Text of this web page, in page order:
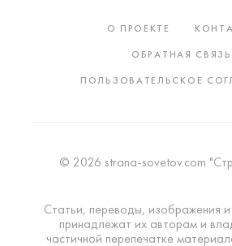
О ПРОЕКТЕ
ОБРАТНАЯ СВЯЗЬ
ПОЛЬЗОВАТЕЛЬСКОЕ
© 2026 strana-sovetov.com
Статьи, переводы, изображения
принадлежат их авторам и
частичной перепечатке